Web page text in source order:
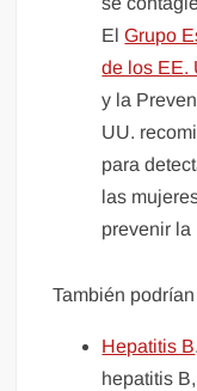
ElGrupo
de los EE.
y la
UU.
para
las
prevenir la
También
Hepatitis B
hepatitis